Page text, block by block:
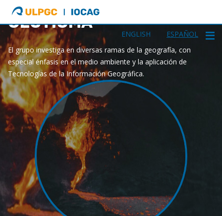
ULPGC
Ir
al
inicio
de
IOCAG
ENGLISH ESPAÑOL
GEOTIGMA
El grupo investiga en diversas ramas de la geografía, con
especial énfasis en el medio ambiente y la aplicación de
Tecnologías de la Información Geográfica.